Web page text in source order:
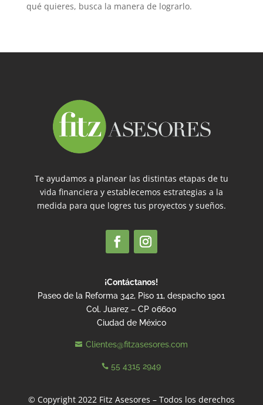
qué quieres, busca la manera de lograrlo.
Te ayudamos a planear las distintas etapas de tu
vida financiera y establecemos estrategias a la
medida para que logres tus proyectos y sueños.
¡Contáctanos!
Paseo de la Reforma 342, Piso 11, despacho 1901
Col. Juarez – CP 06600
Ciudad de México
 Clientes@fitzasesores.com
 55 4315 2949
© Copyright 2022 Fitz Asesores – Todos los derechos